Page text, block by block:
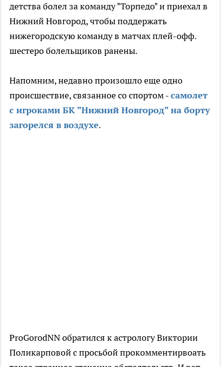
детства болел за команду "Торпедо" и приехал в
Нижний Новгород, чтобы поддержать
нижегородскую команду в матчах плей-офф.
шестеро болельщиков ранены.
Напомним, недавно произошло еще одно
происшествие, связанное со спортом -самолет
с игроками БК "Нижний Новгород" на борту
загорелся в воздухе.
ProGorodNN обратился к астрологу Виктории
Поликарповой с просьбой прокомментирвоать